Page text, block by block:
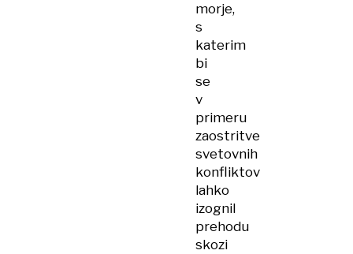
morje,
s
katerim
bi
se
v
primeru
zaostritve
svetovnih
konfliktov
lahko
izognil
prehodu
skozi